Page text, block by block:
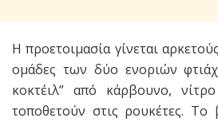
Η προετοιμασία γίνεται
ομάδες των δύο ενοριών
κοκτέιλ” από κάρβουνο,
τοποθετούν στις ρουκέτες.